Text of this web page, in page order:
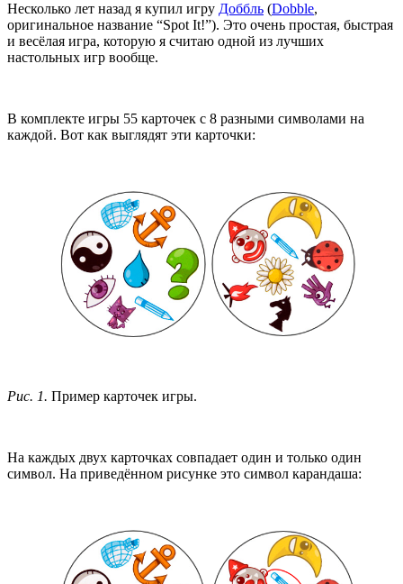
Несколько лет назад я купил игру Доббль (Dobble,
оригинальное название “Spot It!”). Это очень простая, быстрая
и весёлая игра, которую я считаю одной из лучших
настольных игр вообще.
В комплекте игры 55 карточек с 8 разными символами на
каждой. Вот как выглядят эти карточки:
Рис. 1. Пример карточек игры.
На каждых двух карточках совпадает один и только один
символ. На приведённом рисунке это символ карандаша: